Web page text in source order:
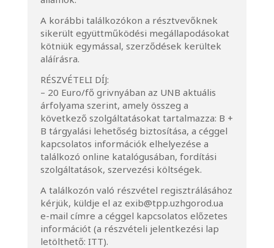
A korábbi találkozókon a résztvevőknek
sikerült együttműködési megállapodásokat
kötniük egymással, szerződések kerültek
aláírásra.
RÉSZVÉTELI DÍJ:
– 20 Euro/fő grivnyában az UNB aktuális
árfolyama szerint, amely összeg a
következő szolgáltatásokat tartalmazza: B +
B tárgyalási lehetőség biztosítása, a céggel
kapcsolatos információk elhelyezése a
találkozó online katalógusában, fordítási
szolgáltatások, szervezési költségek.
A találkozón való részvétel regisztrálásához
kérjük, küldje el az exib@tpp.uzhgorod.ua
e-mail címre a céggel kapcsolatos előzetes
információt (a részvételi jelentkezési lap
letölthető: ITT).